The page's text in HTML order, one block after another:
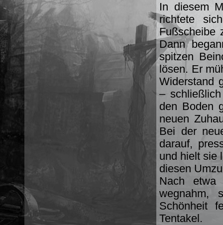
In diesem
richtete
Fußscheibe
Dann
spitzen
lösen. Er
Widerstand
–
den Boden
neuen
Bei der
darauf,
und hielt sie
diesen
Nach
wegnahm,
Schönheit
Tentakel.